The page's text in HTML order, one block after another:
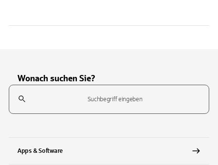
Wonach suchen Sie?
Suchfeld
Apps & Software